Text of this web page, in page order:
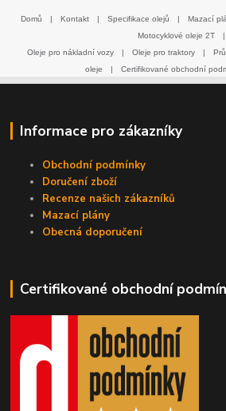
Domů | Kontakt | Specifikace olejů | Mazací
Motocyklové oleje 2T
|
Oleje pro nákladní vozy
| Oleje pro traktory |
oleje
| Certifikované obchodní
Informace pro zákazníky
Obchodní podmínky
Doručení zboží
Recenze našich zákazníků
Mazací plány
Obecná doporučení
Certifikované obchodní